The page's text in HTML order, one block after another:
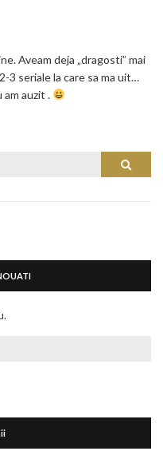
Aveam deja „dragosti” mai
3 seriale la care sa ma uit…
am auzit .
Search